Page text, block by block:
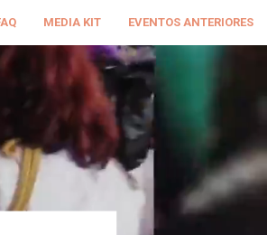
MEDIA KIT EVENTOS ANTERIORES